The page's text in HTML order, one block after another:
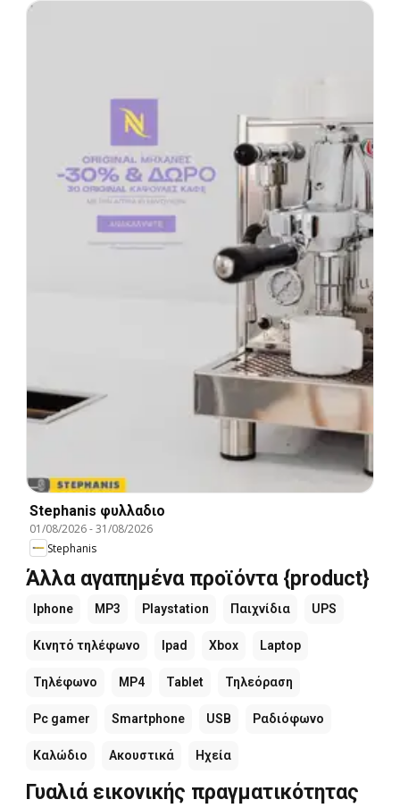
Stephanis φυλλαδιο
01/08/2026-31/08/2026
Stephanis
Άλλα αγαπημένα προϊόντα {product}
Iphone MP3 Playstation Παιχνίδια UPS
Κινητό τηλέφωνο Ipad Xbox Laptop
Τηλέφωνο MP4 Tablet Τηλεόραση
Pc gamer Smartphone USB Ραδιόφωνο
Καλώδιο Ακουστικά Ηχεία
Γυαλιά εικονικής πραγματικότητας